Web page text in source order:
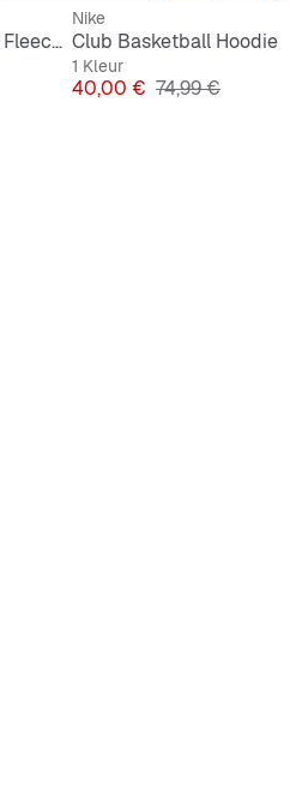
Paris Saint-Germain Club Fleece Hoodie
Nike
Club Basketball Hoodie
1 Kleur
Prijs
40,00 € Originele Prijs
74,99 €